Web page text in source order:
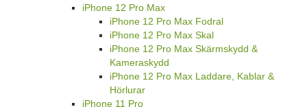
iPhone 12 Pro Max
iPhone 12 Pro Max Fodral
iPhone 12 Pro Max Skal
iPhone 12 Pro Max Skärmskydd &
Kameraskydd
iPhone 12 Pro Max Laddare, Kablar &
Hörlurar
iPhone 11 Pro